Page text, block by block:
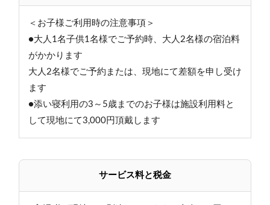
＜お子様ご利用時の注意事項＞
●大人1名子供1名様でご予約時、大人2名様の宿泊料
がかかります
大人2名様でご予約または、現地にて差額を申し受け
ます
●添い寝利用の3～5歳までのお子様は施設利用料と
して現地にて3,000円頂戴します
サービス料と税金